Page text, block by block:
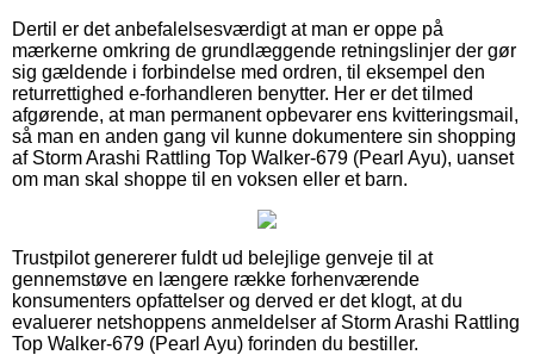
Dertil er det anbefalelsesværdigt at man er oppe på
mærkerne omkring de grundlæggende retningslinjer der gør
sig gældende i forbindelse med ordren, til eksempel den
returrettighed e-forhandleren benytter. Her er det tilmed
afgørende, at man permanent opbevarer ens kvitteringsmail,
så man en anden gang vil kunne dokumentere sin shopping
af Storm Arashi Rattling Top Walker-679 (Pearl Ayu), uanset
om man skal shoppe til en voksen eller et barn.
Trustpilot genererer fuldt ud belejlige genveje til at
gennemstøve en længere række forhenværende
konsumenters opfattelser og derved er det klogt, at du
evaluerer netshoppens anmeldelser af Storm Arashi Rattling
Top Walker-679 (Pearl Ayu) forinden du bestiller.